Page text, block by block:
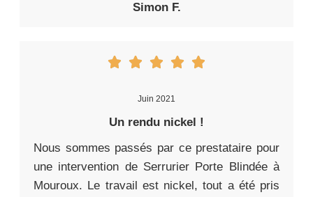
Simon F.
Juin 2021
Un rendu nickel !
Nous sommes passés par ce prestataire pour
une intervention de Serrurier Porte Blindée à
Mouroux. Le travail est nickel, tout a été pris